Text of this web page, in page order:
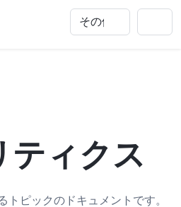
ティクス
トピックのドキュメントです。